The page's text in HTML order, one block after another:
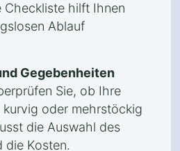
Checkliste hilft Ihnen
Ablauf
Gegebenheiten
Sie, ob Ihre
kurvig oder mehrstöckig
die Auswahl des
die Kosten.